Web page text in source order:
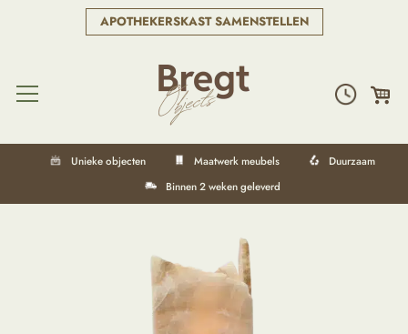
APOTHEKERSKAST SAMENSTELLEN
Unieke objecten Maatwerk meubels
Duurzaam
Binnen 2 weken geleverd